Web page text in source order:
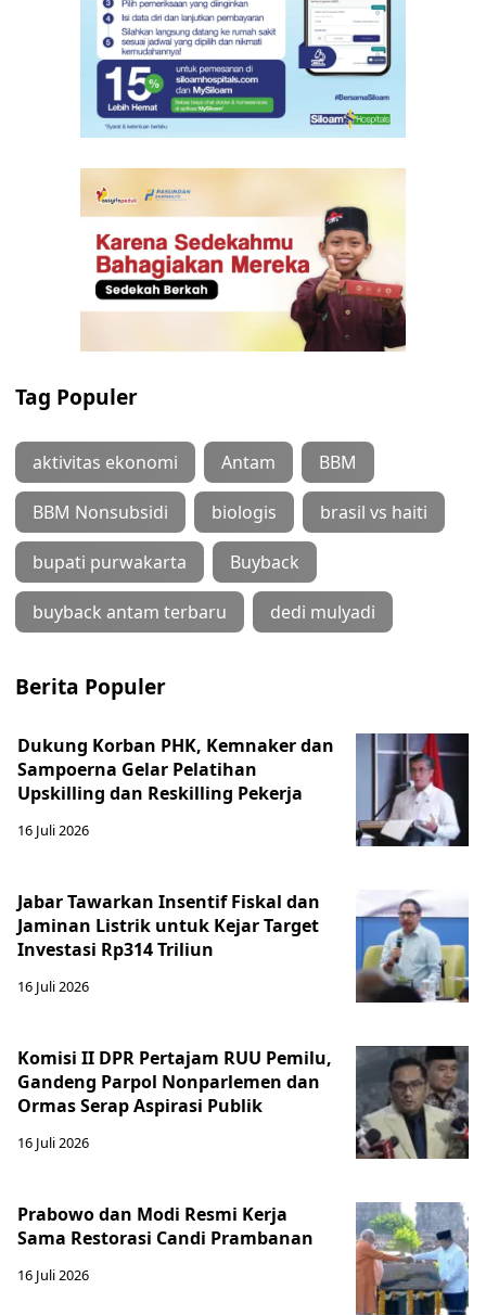
Tag Populer
aktivitas ekonomi Antam BBM
BBM Nonsubsidi biologis brasil vs haiti
bupati purwakarta Buyback
buyback antam terbaru dedi mulyadi
Berita Populer
Dukung Korban PHK, Kemnaker dan
Sampoerna Gelar Pelatihan
Upskilling dan Reskilling Pekerja
16 Juli 2026
Jabar Tawarkan Insentif Fiskal dan
Jaminan Listrik untuk Kejar Target
Investasi Rp314 Triliun
16 Juli 2026
Komisi II DPR Pertajam RUU Pemilu,
Gandeng Parpol Nonparlemen dan
Ormas Serap Aspirasi Publik
16 Juli 2026
Prabowo dan Modi Resmi Kerja
Sama Restorasi Candi Prambanan
16 Juli 2026